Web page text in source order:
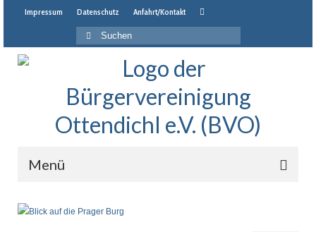
Impressum Datenschutz Anfahrt/Kontakt
Suche
Menü